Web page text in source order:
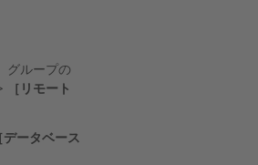
グループの
［リモート
データベース